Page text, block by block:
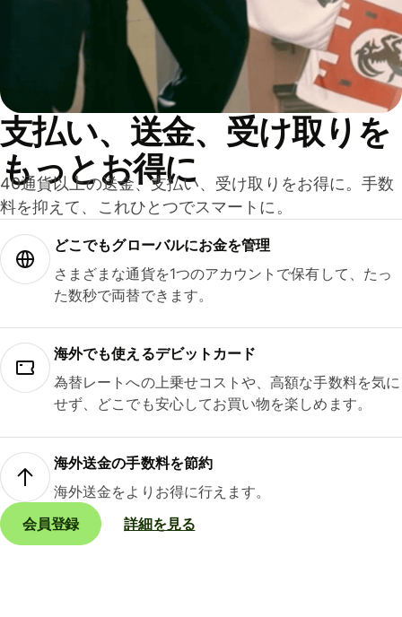
支払い、送金、受け取りを
もっとお得に
40通貨以上の送金、支払い、受け取りをお得に。手数
料を抑えて、これひとつでスマートに。
どこでもグ⁠ロ⁠ー⁠バ⁠ルにお金を管理
さまざまな通貨を1つのアカウントで保有して、たっ
た数秒で両替できます。
海外でも使えるデビットカード
為替レートへの上乗せコストや、高額な手数料を気に
せず、どこでも安心してお買い物を楽しめます。
海外送金の手数料を節約
海外送金をよりお得に行えます。
会員登録
詳細を見る